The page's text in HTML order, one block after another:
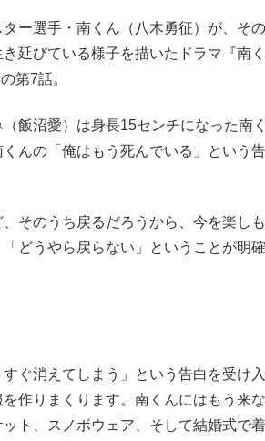
ー選手・南くん（八木勇征）が、そ
延びている様子を描いたドラマ『南
第7話。
飯沼愛）は身長15センチになった南
んの「俺はもう死んでいる」という
そのうち戻るだろうから、今を楽しも
どうやら戻らない」ということが明
ぐ消えてしまう」という告白を受け
作りまくります。南くんにはもう来
ト、スノボウェア、そして結婚式で